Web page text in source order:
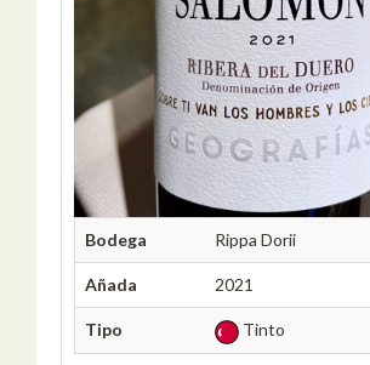
Bodega Rippa Dorii
Añada 2021
Tipo Tinto